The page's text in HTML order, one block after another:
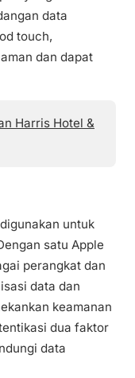
data
touch,
dan dapat
Harris Hotel &
untuk
satu Apple
perangkat dan
data dan
keamanan
dua faktor
data